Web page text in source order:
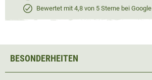
Bewertet mit 4,8 von 5 Sterne bei Google
BESONDERHEITEN